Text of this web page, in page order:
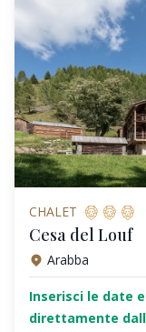
CHALET
Cesa del Louf
Arabba
Inserisci le date
direttamente